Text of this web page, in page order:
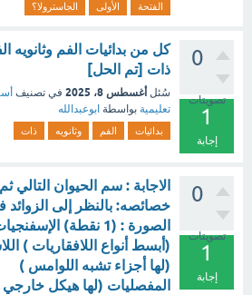
الفتحة
الأولى الجاسترولا؟
0
تصويتات
1
إجابة
كل من بدائيات الفم وثانويه
ذات [تم الحل]
سُئل أغسطس 8، 2025 في تصنيف
تعليمية بواسطة ابوعبدالله
بدائيات الفم وثانويه ذات
0
تصويتات
1
إجابة
الاجابة : سم الحيوان التالي
خصائصه: بالنظر إلى الزوائد
الصورة : (1 نقطة)
(أبسط أنواع اللافقاريات )
(لها أجزاء تشبه اللوامس )
المفصليات (لها هيكل